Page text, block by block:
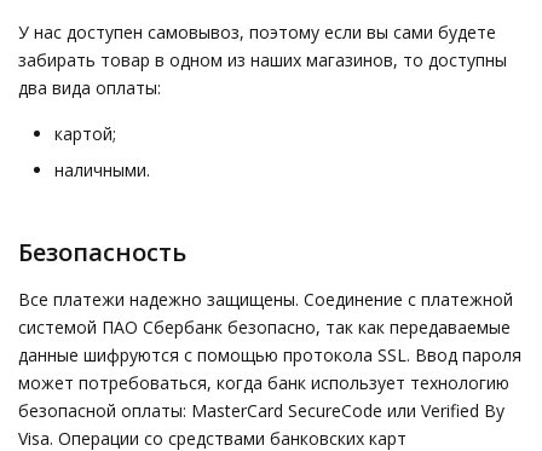
У нас доступен самовывоз, поэтому если вы сами будете
забирать товар в одном из наших магазинов, то доступны
два вида оплаты:
картой;
наличными.
Безопасность
Все платежи надежно защищены. Соединение с платежной
системой ПАО Сбербанк безопасно, так как передаваемые
данные шифруются с помощью протокола SSL. Ввод пароля
может потребоваться, когда банк использует технологию
безопасной оплаты: MasterCard SecureCode или Verified By
Visa. Операции со средствами банковских карт